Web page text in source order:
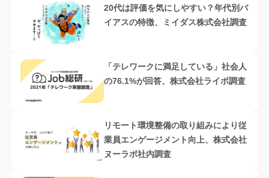
20代は評価を気にしやすい？年代別バ
イアスの特徴、ミイダス株式会社調査
「テレワークに満足している」社会人
の76.1%が回答、株式会社ライボ調査
リモート環境整備の取り組みにより従
業員エンゲージメント向上、株式会社
ヌーラボ社内調査